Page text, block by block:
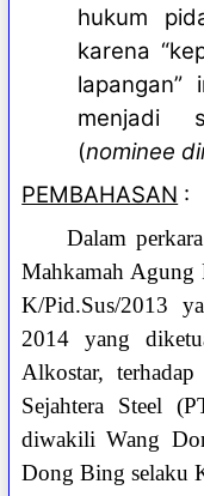
hukum
karena
lapangan”
menjadi
(nominee
PEMBAHASAN :
Dalam
Mahkamah Agung
K/Pid.Sus/2013
2014 yang
Alkostar,
Sejahtera Steel
diwakili Wang
Dong Bing selaku